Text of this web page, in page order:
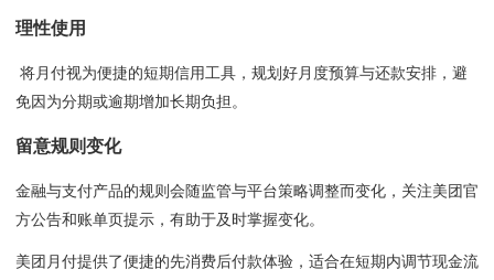
理性使用
将月付视为便捷的短期信用工具，规划好月度预算与还款安排，避
免因为分期或逾期增加长期负担。
留意规则变化
金融与支付产品的规则会随监管与平台策略调整而变化，关注美团官
方公告和账单页提示，有助于及时掌握变化。
美团月付提供了便捷的先消费后付款体验，适合在短期内调节现金流